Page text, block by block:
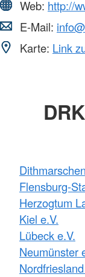
Web: http://
E-Mail:
Karte: Link
Flensburg-
Herzogtum
Kiel e.V.
Lübeck e.V.
Neumünster